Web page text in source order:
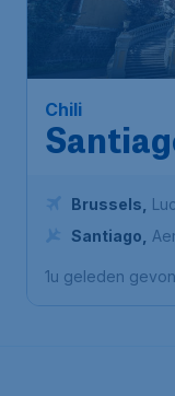
Chili
Brussels
Santiago
Benítez
1u geleden